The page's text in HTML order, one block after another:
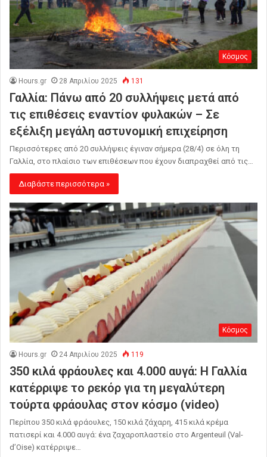
Κόσμος
Hours.gr 28 Απριλίου 2025 131
Γαλλία: Πάνω από 20 συλλήψεις μετά από
τις επιθέσεις εναντίον φυλακών – Σε
εξέλιξη μεγάλη αστυνομική επιχείρηση
Περισσότερες από 20 συλλήψεις έγιναν σήμερα (28/4) σε όλη τη
Γαλλία, στο πλαίσιο των επιθέσεων που έχουν διαπραχθεί από τις…
Διαβάστε περισσότερα »
Κόσμος
Hours.gr 24 Απριλίου 2025 119
350 κιλά φράουλες και 4.000 αυγά: Η Γαλλία
κατέρριψε το ρεκόρ για τη μεγαλύτερη
τούρτα φράουλας στον κόσμο (video)
Περίπου 350 κιλά φράουλες, 150 κιλά ζάχαρη, 415 κιλά κρέμα
πατισερί και 4.000 αυγά: ένα ζαχαροπλαστείο στο Argenteuil (Val-
d’Oise) κατέρριψε…